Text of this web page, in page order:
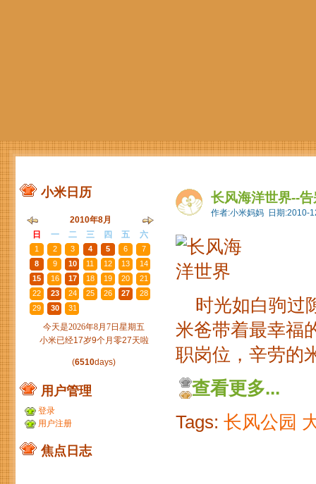
长风海洋世界--
作者:小米妈妈 日期:2010-
时光如白驹过
米爸带着最幸福
职岗位，辛劳的
查看更多...
Tags:长风公园
小米日历
2010年8月
日
一 二 三 四 五 六
1 2 3 4 5 6
7
8
9 10 11 12 13
14
15
16 17 18 19 20
21
22
23 24 25 26 27
28
29
30 31
今天是2026年8月7日星期五
小米已经17岁9个月零27天啦
(6510days)
用户管理
登录
用户注册
焦点日志